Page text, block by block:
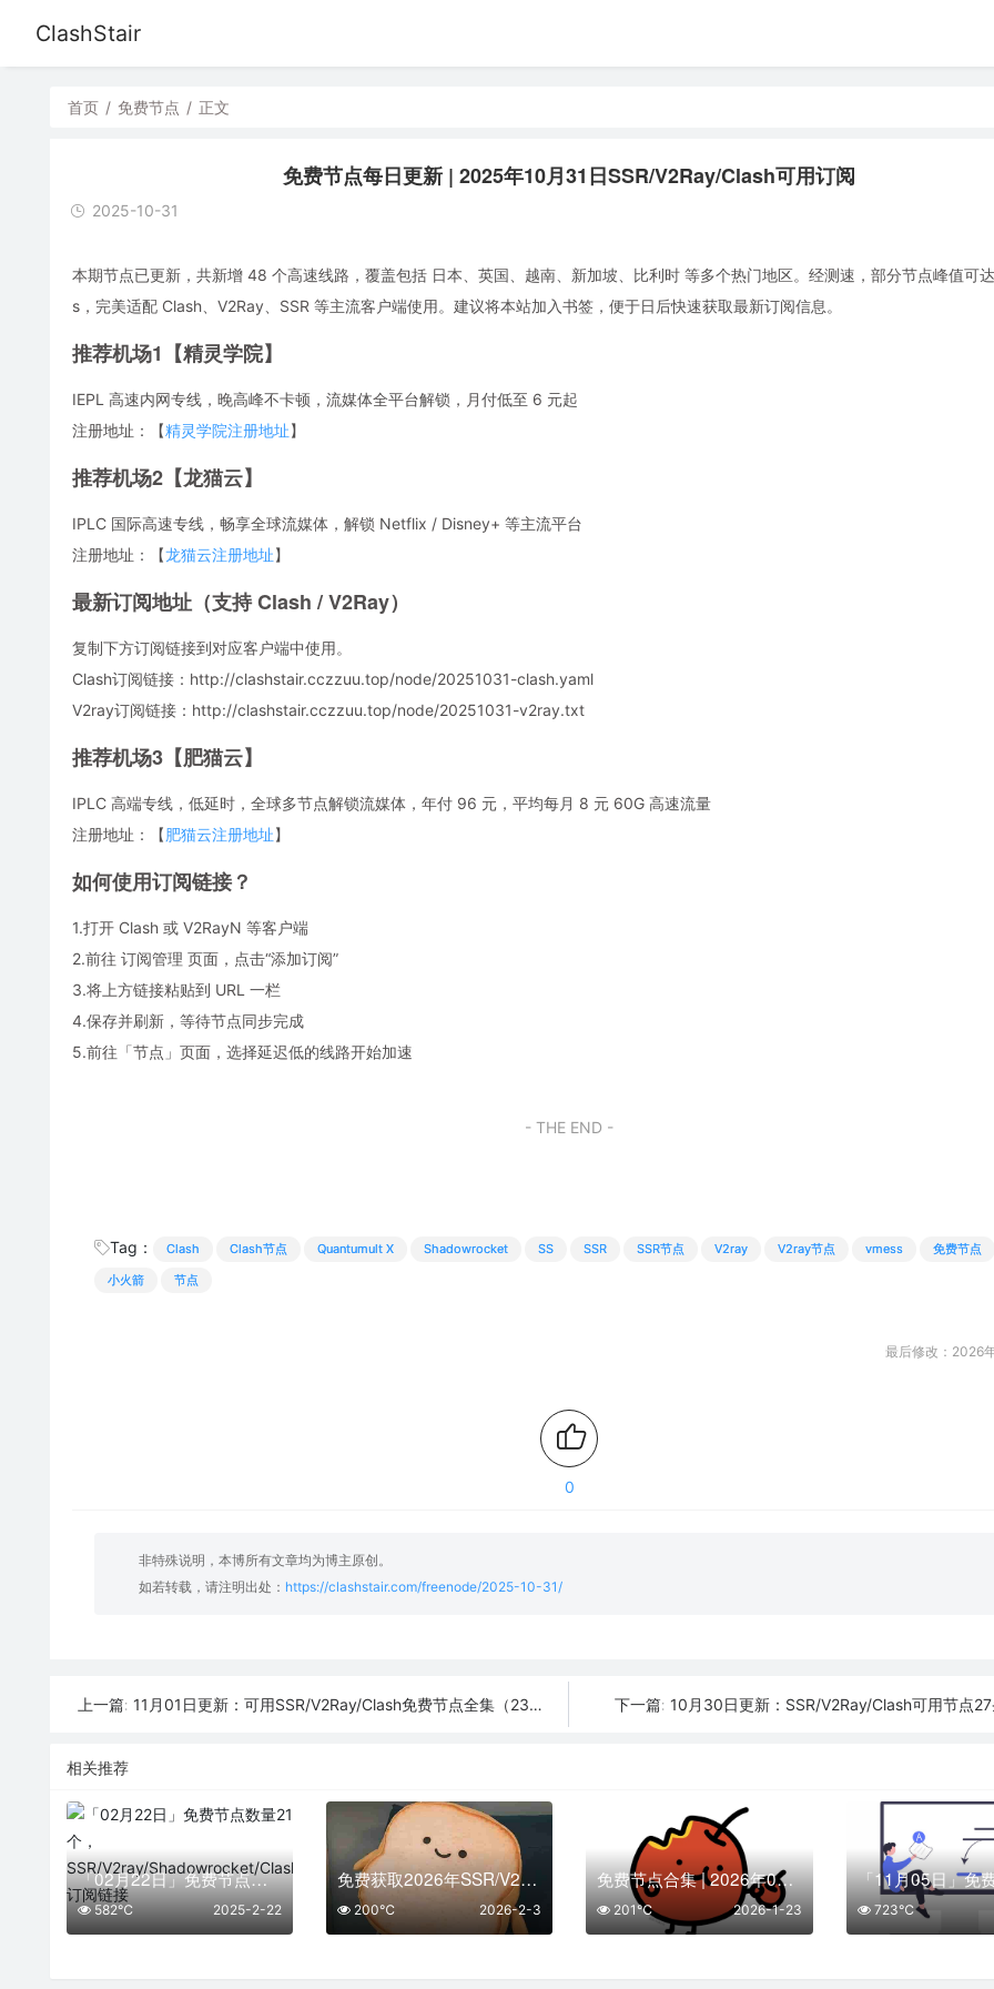
ClashStair
首页 / 免费节点 / 正文
免费节点每日更新 | 2025年10月31日SSR/V2Ray/Clash可用订阅
2025-10-31
本期节点已更新，共新增 48 个高速线路，覆盖包括 日本、英国、越南、新加坡、比利时 等多个热门地区。经测速，部分节点峰值可
s，完美适配 Clash、V2Ray、SSR 等主流客户端使用。建议将本站加入书签，便于日后快速获取最新订阅信息。
推荐机场1【精灵学院】
IEPL 高速内网专线，晚高峰不卡顿，流媒体全平台解锁，月付低至 6 元起
注册地址：【精灵学院注册地址】
推荐机场2【龙猫云】
IPLC 国际高速专线，畅享全球流媒体，解锁 Netflix / Disney+ 等主流平台
注册地址：【龙猫云注册地址】
最新订阅地址（支持 Clash / V2Ray）
复制下方订阅链接到对应客户端中使用。
Clash订阅链接：http://clashstair.cczzuu.top/node/20251031-clash.yaml
V2ray订阅链接：http://clashstair.cczzuu.top/node/20251031-v2ray.txt
推荐机场3【肥猫云】
IPLC 高端专线，低延时，全球多节点解锁流媒体，年付 96 元，平均每月 8 元 60G 高速流量
注册地址：【肥猫云注册地址】
如何使用订阅链接？
1.打开 Clash 或 V2RayN 等客户端
2.前往 订阅管理 页面，点击“添加订阅”
3.将上方链接粘贴到 URL 一栏
4.保存并刷新，等待节点同步完成
5.前往「节点」页面，选择延迟低的线路开始加速
- THE END -
Tag： Clash Clash节点 Quantumult X Shadowrocket SS SSR SSR节点 V2ray V2ray节点 vmess
免费节点
小火箭
节点
最后修改：2026
0
非特殊说明，本博所有文章均为博主原创。
如若转载，请注明出处： https://clashstair.com/freenode/2025-10-31/
上一篇: 11月01日更新：可用SSR/V2Ray/Clash免费节点全集（23条） 下一篇: 10月30日更新：SSR/V2Ray/Clash可用节点
相关推荐
「02月22日」免费节点数量21个，SSR/V2ray/Shadowrocket/Clash订阅链接
2025-2-22
582℃
免费获取2026年SSR/V2Ray/Clash节点 | 02月03日可用
2026-2-3
200℃
免费节点合集 | 2026年01月23日SSR/V2Ray/Clash订阅整理
2026-1-23
201℃ 723℃